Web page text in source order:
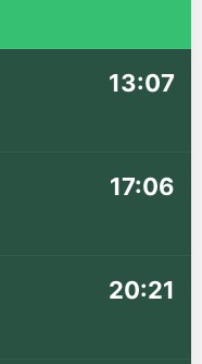
13:07
17:06
20:21